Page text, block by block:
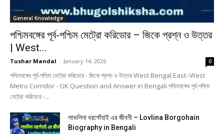
General Knowledge
পশ্চিমবঙ্গের পূর্ব-পশ্চিম মেট্রো করিডোর – জিকে প্রশ্ন ও উত্তর
| West...
Tushar Mandal - January 14, 2026 0
পশ্চিমবঙ্গের পূর্ব-পশ্চিম মেট্রো করিডোর - জিকে প্রশ্ন ও উত্তর West Bengal East–West
Metro Corridor - GK Question and Answer in Bengali পশ্চিমবঙ্গের পূর্ব-পশ্চিম
মেট্রো করিডোর -...
লাভলিনা বরগোঁহাই এর জীবনী – Lovlina Borgohain
Biography in Bengali